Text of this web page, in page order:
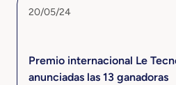
20/05/24
Premio internacional Le
anunciadas las 13 ganadoras